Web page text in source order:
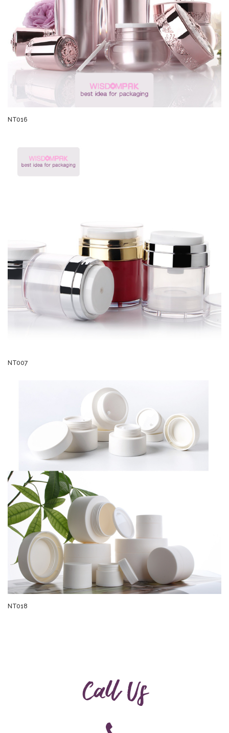
NT016
NT007
NT018
Call Us